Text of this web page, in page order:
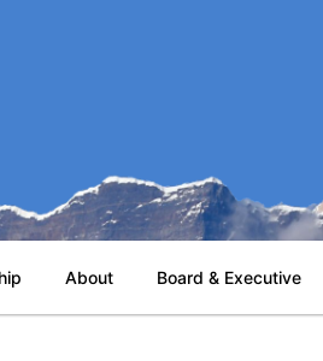
About Board & Executive